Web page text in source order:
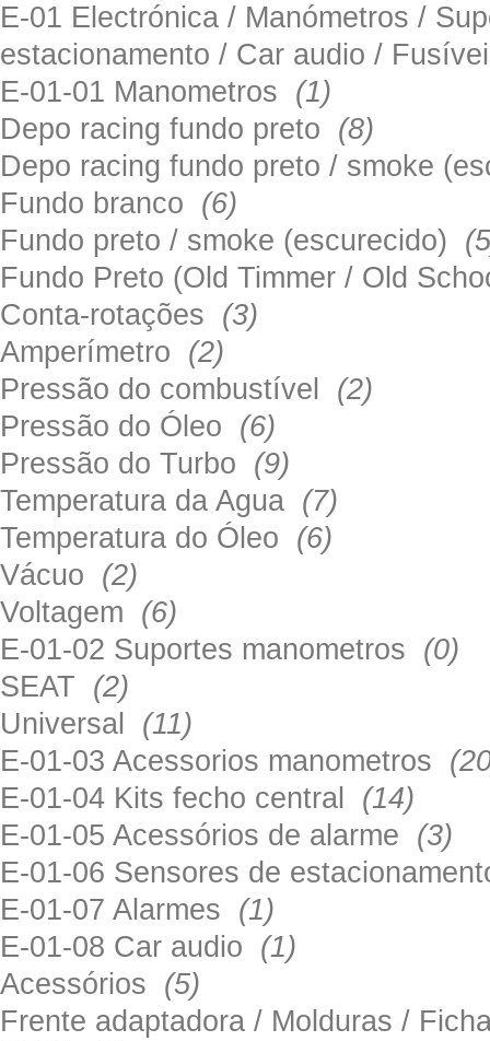
E-01 Electrónica / Manómetros /
estacionamento / Car audio /
E-01-01 Manometros (1)
Depo racing fundo preto (8)
Depo racing fundo preto / smoke
Fundo branco (6)
Fundo preto / smoke (escurecido)
Fundo Preto (Old Timmer / Old
Conta-rotações (3)
Amperímetro (2)
Pressão do combustível (2)
Pressão do Óleo (6)
Pressão do Turbo (9)
Temperatura da Agua (7)
Temperatura do Óleo (6)
Vácuo (2)
Voltagem (6)
E-01-02 Suportes manometros (0)
SEAT (2)
Universal (11)
E-01-03 Acessorios manometros
E-01-04 Kits fecho central (14)
E-01-05 Acessórios de alarme (3)
E-01-06 Sensores de
E-01-07 Alarmes (1)
E-01-08 Car audio (1)
Acessórios (5)
Frente adaptadora / Molduras /